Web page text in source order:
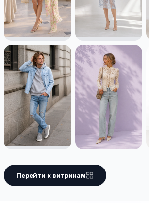
Перейти к витринам